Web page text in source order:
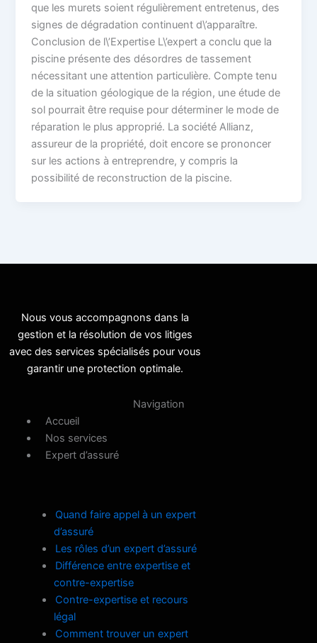
que les murets soient régulièrement entretenus, des
signes de dégradation continuent d\’apparaître.
Conclusion de l\’Expertise L\’expert a conclu que la
piscine présente des désordres de tassement
nécessitant une attention particulière. Compte tenu
de la situation géologique de la région, une étude de
sol pourrait être requise pour déterminer le mode de
réparation le plus approprié. La société Allianz,
assureur de la propriété, doit encore se prononcer
sur les actions à entreprendre, y compris la
possibilité de reconstruction de la piscine.
Nous vous accompagnons dans la
gestion et la résolution de vos litiges
avec des services spécialisés pour vous
garantir une protection optimale.
Navigation
Accueil
Nos services
Expert d’assuré
Quand faire appel à un expert
d’assuré
Les rôles d’un expert d’assuré
Différence entre expertise et
contre-expertise
Contre-expertise et recours
légal
Comment trouver un expert